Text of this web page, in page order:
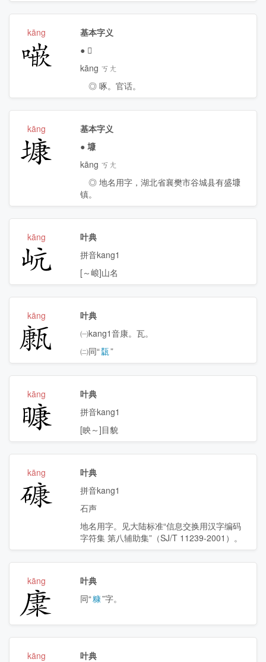
𠾨
kāng
基本字义
● 𠾨
kāng ㄎㄤ
◎ 啄。官话。
𡐓
kāng
基本字义
● 𡐓
kāng ㄎㄤ
◎ 地名用字，湖北省襄樊市谷城县有盛𡐓
镇。
𡵻
kāng
叶典
拼音kang1
[～㟍]山名
𤮊
kāng
叶典
㈠kang1音康。瓦。
㈡同“㼹”
𥉽
kāng
叶典
拼音kang1
[眏～]目貌
𥕎
kāng
叶典
拼音kang1
石声
地名用字。见大陆标准“信息交换用汉字编码
字符集 第八辅助集”（SJ/T 11239-2001）。
𥹺
kāng
叶典
同“糠”字。
kāng 叶典